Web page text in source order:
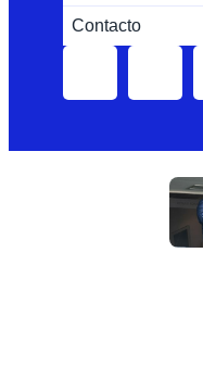
Contacto